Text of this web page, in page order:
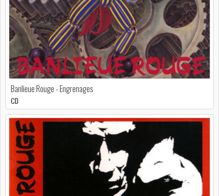
Banlieue Rouge - Engrenages
CD